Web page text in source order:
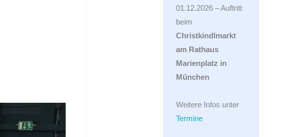
01.12.2026 – Auftritt
beim
Christkindlmarkt
am Rathaus
Marienplatz in
München
Weitere Infos unter
Termine